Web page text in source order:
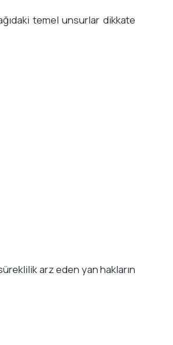
temel unsurlar dikkate
arz eden yan hakların